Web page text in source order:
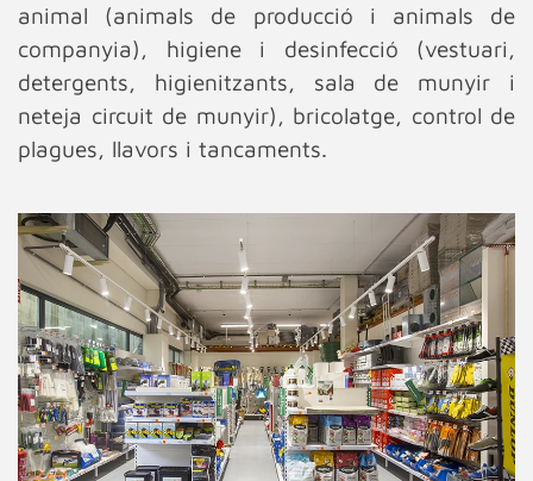
animal (animals de producció i animals de
companyia), higiene i desinfecció (vestuari,
detergents, higienitzants, sala de munyir i
neteja circuit de munyir), bricolatge, control de
plagues, llavors i tancaments.